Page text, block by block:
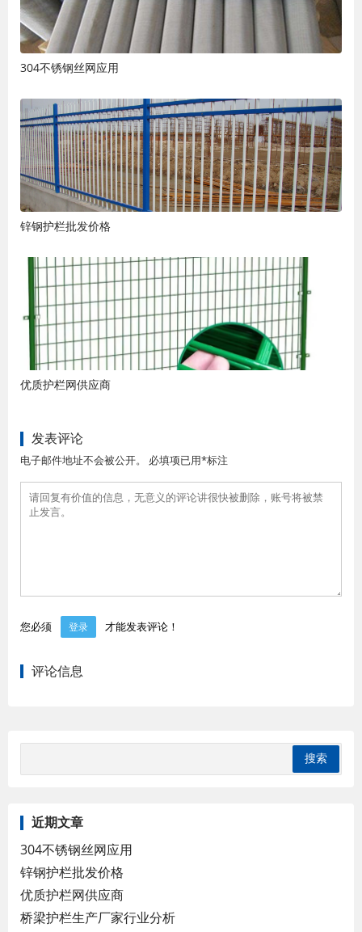
304不锈钢丝网应用
锌钢护栏批发价格
优质护栏网供应商
发表评论
电子邮件地址不会被公开。 必填项已用*标注
您必须 登录 才能发表评论！
评论信息
近期文章
304不锈钢丝网应用
锌钢护栏批发价格
优质护栏网供应商
桥梁护栏生产厂家行业分析